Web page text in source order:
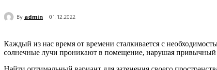
By admin 01.12.2022
Каждый из нас время от времени сталкивается с
солнечные лучи проникают в помещение, нарушая